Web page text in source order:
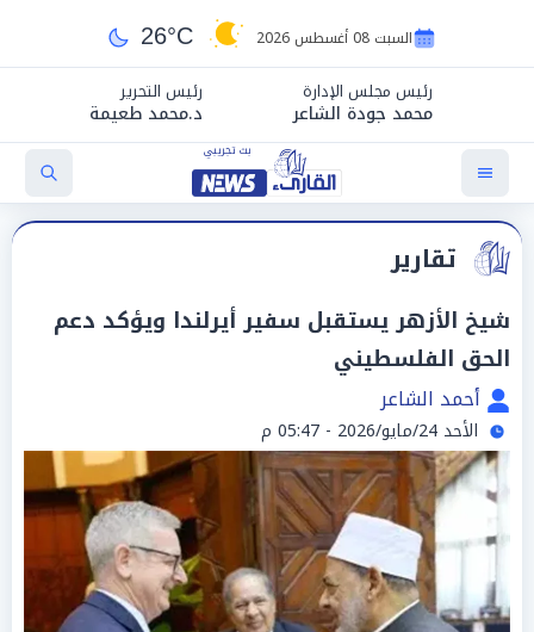
السبت 08 أغسطس 2026 26°C
رئيس مجلس الإدارة
محمد جودة الشاعر
رئيس التحرير
د.محمد طعيمة
تقارير
شيخ الأزهر يستقبل سفير أيرلندا ويؤكد دعم
الحق الفلسطيني
أحمد الشاعر
الأحد 24/مايو/2026 - 05:47 م